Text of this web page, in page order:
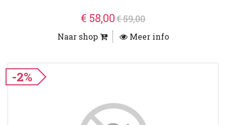
€ 58,00€ 59,00
Naar shop Meer info
-2%